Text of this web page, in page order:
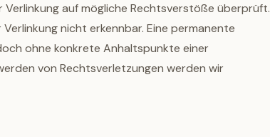
auf mögliche Rechtsverstöße überprüft.
nicht erkennbar. Eine permanente
ohne konkrete Anhaltspunkte einer
von Rechtsverletzungen werden wir